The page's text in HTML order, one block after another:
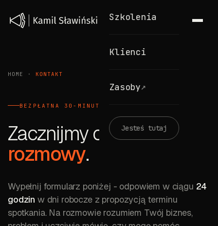
Szkolenia
Klienci
Zasoby↗
Jesteś tutaj
HOME · KONTAKT
BEZPŁATNA 30-MINUTOWA ROZMOWA
Zacznijmy od
rozmowy.
Wypełnij formularz poniżej - odpowiem w ciągu 24
godzin w dni robocze z propozycją terminu
spotkania. Na rozmowie rozumiem Twój biznes,